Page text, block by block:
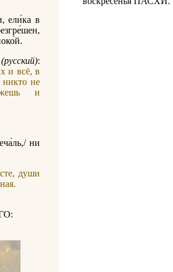
ели́ка в
:
и всё, в
не
и
ни
души